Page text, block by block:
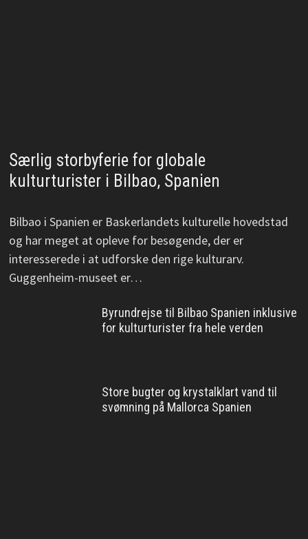
Særlig storbyferie for globale
kulturturister i Bilbao, Spanien
Bilbao i Spanien er Baskerlandets kulturelle hovedstad
og har meget at opleve for besøgende, der er
interesserede i at udforske den rige kulturarv.
Guggenheim-museet er…
Byrundrejse til Bilbao Spanien inklusive
for kulturturister fra hele verden
Store bugter og krystalklart vand til
svømning på Mallorca Spanien